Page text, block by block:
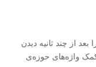
از چند ثانیه دیدن
واژه‌های حوزه‌ی